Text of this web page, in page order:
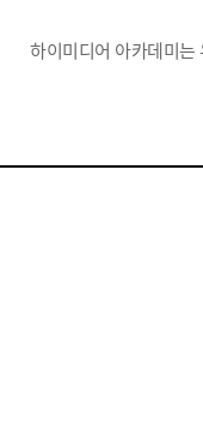
하이미디어 아카데미는